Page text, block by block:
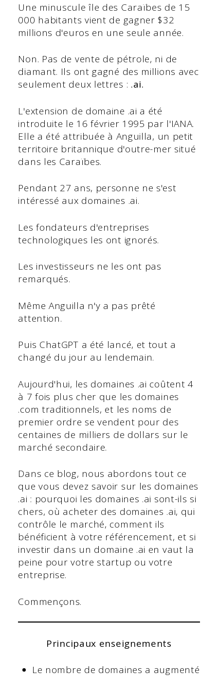
Une minuscule île des Caraïbes de 15
000 habitants vient de gagner $32
millions d'euros en une seule année.
Non. Pas de vente de pétrole, ni de
diamant. Ils ont gagné des millions avec
seulement deux lettres : .ai.
L'extension de domaine .ai a été
introduite le 16 février 1995 par l'IANA.
Elle a été attribuée à Anguilla, un petit
territoire britannique d'outre-mer situé
dans les Caraïbes.
Pendant 27 ans, personne ne s'est
intéressé aux domaines .ai.
Les fondateurs d'entreprises
technologiques les ont ignorés.
Les investisseurs ne les ont pas
remarqués.
Même Anguilla n'y a pas prêté
attention.
Puis ChatGPT a été lancé, et tout a
changé du jour au lendemain.
Aujourd'hui, les domaines .ai coûtent 4
à 7 fois plus cher que les domaines
.com traditionnels, et les noms de
premier ordre se vendent pour des
centaines de milliers de dollars sur le
marché secondaire.
Dans ce blog, nous abordons tout ce
que vous devez savoir sur les domaines
.ai : pourquoi les domaines .ai sont-ils si
chers, où acheter des domaines .ai, qui
contrôle le marché, comment ils
bénéficient à votre référencement, et si
investir dans un domaine .ai en vaut la
peine pour votre startup ou votre
entreprise.
Commençons.
Principaux enseignements
Le nombre de domaines a augmenté